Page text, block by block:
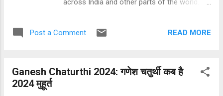
a sense of community and solidarity.
(Iftar) meals, share food, and offer prayers
across India and other parts of the world.
Row of Lights ". The festival usually lasts for
fireworks , and festive gatherings. [TOC]
Post a Comment READ MORE
Ganesh Chaturthi 2024: गणेश चतुर्थी कब है
2024 मुहूर्त